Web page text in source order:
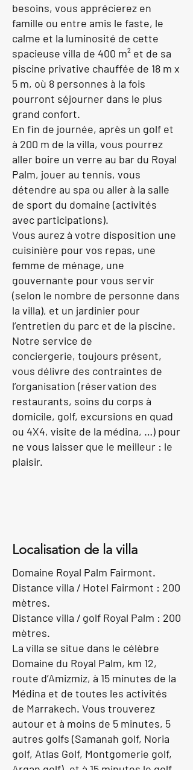
besoins, vous apprécierez en
famille ou entre amis le faste, le
calme et la luminosité de cette
spacieuse villa de 400 m² et de sa
piscine privative chauffée de 18 m x
5 m, où 8 personnes à la fois
pourront séjourner dans le plus
grand confort.
En fin de journée, après un golf et
à 200 m de la villa, vous pourrez
aller boire un verre au bar du Royal
Palm, jouer au tennis, vous
détendre au spa ou aller à la salle
de sport du domaine (activités
avec participations).
Vous aurez à votre disposition une
cuisinière pour vos repas, une
femme de ménage, une
gouvernante pour vous servir
(selon le nombre de personne dans
la villa), et un jardinier pour
l’entretien du parc et de la piscine.
Notre service de
conciergerie, toujours présent,
vous délivre des contraintes de
l’organisation (réservation des
restaurants, soins du corps à
domicile, golf, excursions en quad
ou 4X4, visite de la médina, …) pour
ne vous laisser que le meilleur : le
plaisir.
Localisation de la villa
Domaine Royal Palm Fairmont.
Distance villa / Hotel Fairmont : 200
mètres.
Distance villa / golf Royal Palm : 200
mètres.
La villa se situe dans le célèbre
Domaine du Royal Palm, km 12,
route d’Amizmiz, à 15 minutes de la
Médina et de toutes les activités
de Marrakech. Vous trouverez
autour et à moins de 5 minutes, 5
autres golfs (Samanah golf, Noria
golf, Atlas Golf, Montgomerie golf,